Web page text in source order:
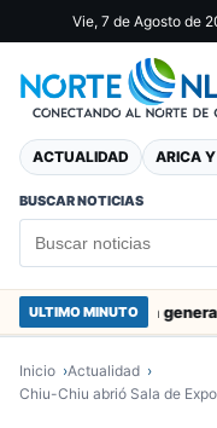
Vie, 7 de Agosto de
ACTUALIDAD ARICA
BUSCAR NOTICIAS
ULTIMO MINUTO
Inicio
Actualidad
Chiu-Chiu abrió Sala de